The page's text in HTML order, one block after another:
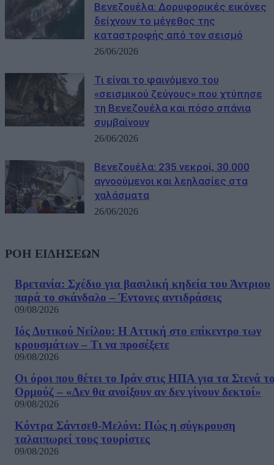
Βενεζουέλα: Δορυφορικές εικόνες
δείχνουν το μέγεθος της
καταστροφής από τον σεισμό
26/06/2026
Τι είναι το φαινόμενο του
«σεισμικού ζεύγους» που χτύπησε
τη Βενεζουέλα και πόσο σπάνια
συμβαίνουν
26/06/2026
Βενεζουέλα: 235 νεκροί, 30.000
αγνοούμενοι και λεηλασίες στα
χαλάσματα
26/06/2026
ΡΟΗ ΕΙΔΗΣΕΩΝ
Βρετανία: Σχέδιο για βασιλική κηδεία του Άντριου
παρά το σκάνδαλο – Έντονες αντιδράσεις
09/08/2026
Ιός Δυτικού Νείλου: Η Αττική στο επίκεντρο των
κρουσμάτων – Τι να προσέξετε
09/08/2026
Οι όροι που θέτει το Ιράν στις ΗΠΑ για τα Στενά
Ορμούζ – «Δεν θα ανοίξουν αν δεν γίνουν δεκτοί»
09/08/2026
Κόντρα Σάντσεθ-Μελόνι: Πώς η σύγκρουση
ταλαιπωρεί τους τουρίστες
09/08/2026